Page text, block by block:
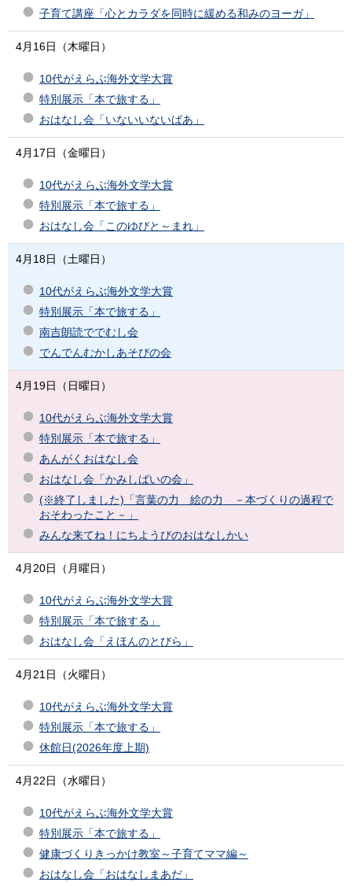
子育て講座「心とカラダを同時に緩める和みのヨーガ」
4月16日（木曜日）
10代がえらぶ海外文学大賞
特別展示「本で旅する」
おはなし会「いないいないばあ」
4月17日（金曜日）
10代がえらぶ海外文学大賞
特別展示「本で旅する」
おはなし会「このゆびと～まれ」
4月18日（土曜日）
10代がえらぶ海外文学大賞
特別展示「本で旅する」
南吉朗読ででむし会
でんでんむかしあそびの会
4月19日（日曜日）
10代がえらぶ海外文学大賞
特別展示「本で旅する」
あんがくおはなし会
おはなし会「かみしばいの会」
(※終了しました)「言葉の力 絵の力 －本づくりの過程で
おそわったこと－」
みんな来てね！にちようびのおはなしかい
4月20日（月曜日）
10代がえらぶ海外文学大賞
特別展示「本で旅する」
おはなし会「えほんのとびら」
4月21日（火曜日）
10代がえらぶ海外文学大賞
特別展示「本で旅する」
休館日(2026年度上期)
4月22日（水曜日）
10代がえらぶ海外文学大賞
特別展示「本で旅する」
健康づくりきっかけ教室～子育てママ編～
おはなし会「おはなしまあだ」